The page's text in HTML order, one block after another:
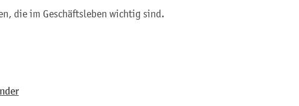
die im Geschäftsleben wichtig sind.